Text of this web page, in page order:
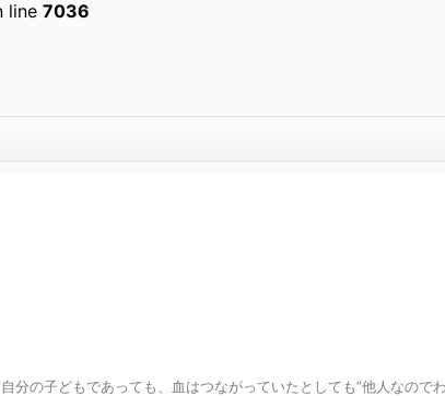
line 7036
分の子どもであっても、血はつながっていたとしても”他人なの